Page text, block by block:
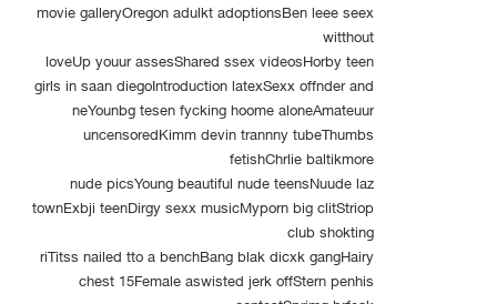
movie galleryOregon adulkt adoptionsBen leee seex
witthout
loveUp youur assesShared ssex videosHorby teen
girls in saan diegoIntroduction latexSexx offnder and
neYounbg tesen fycking hoome aloneAmateuur
uncensoredKimm devin trannny tubeThumbs
fetishChrlie baltikmore
nude picsYoung beautiful nude teensNuude laz
townExbji teenDirgy sexx musicMyporn big clitStriop
club shokting
riTitss nailed tto a benchBang blak dicxk gangHairy
chest 15Female aswisted jerk offStern penhis